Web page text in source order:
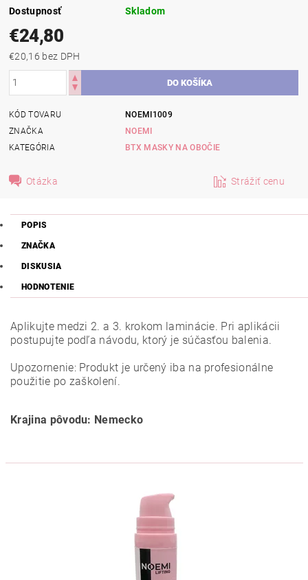
Dostupnosť Skladom
€24,80
€20,16 bez DPH
KÓD TOVARU
NOEMI1009
ZNAČKA
NOEMI
KATEGÓRIA
BTX MASKY NA OBOČIE
Otázka Strážiť cenu
POPIS
ZNAČKA
DISKUSIA
HODNOTENIE
Aplikujte medzi 2. a 3. krokom laminácie. Pri aplikácii
postupujte podľa návodu, ktorý je súčasťou balenia.
Upozornenie: Produkt je určený iba na profesionálne
použitie po zaškolení.
Krajina pôvodu: Nemecko